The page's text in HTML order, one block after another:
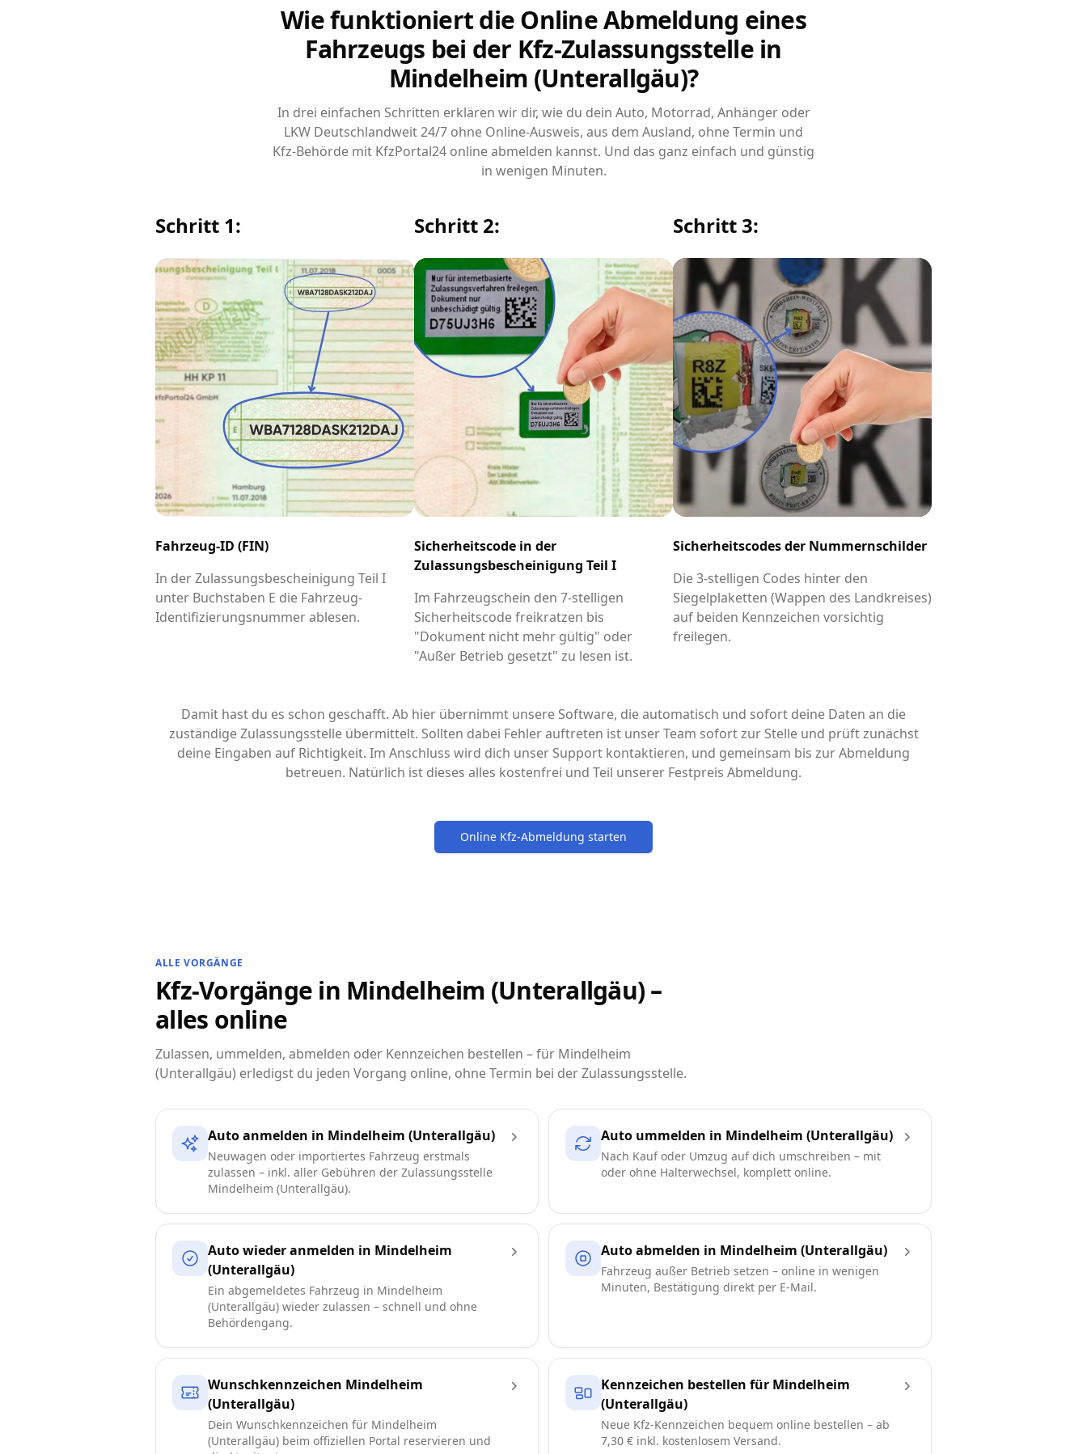
Wie funktioniert die Online Abmeldung eines
Fahrzeugs bei der Kfz-Zulassungsstelle in
Mindelheim (Unterallgäu)?
In drei einfachen Schritten erklären wir dir, wie du dein Auto, Motorrad, Anhänger oder
LKW Deutschlandweit 24/7 ohne Online-Ausweis, aus dem Ausland, ohne Termin und
Kfz-Behörde mit KfzPortal24 online abmelden kannst. Und das ganz einfach und günstig
in wenigen Minuten.
Schritt 1:
Fahrzeug-ID (FIN)
In der Zulassungsbescheinigung Teil I
unter Buchstaben E die Fahrzeug-
Identifizierungsnummer ablesen.
Schritt 2:
Sicherheitscode in der
Zulassungsbescheinigung Teil I
Im Fahrzeugschein den 7-stelligen
Sicherheitscode freikratzen bis
"Dokument nicht mehr gültig" oder
"Außer Betrieb gesetzt" zu lesen ist.
Schritt 3:
Sicherheitscodes der Nummernschilder
Die 3-stelligen Codes hinter den
Siegelplaketten (Wappen des Landkreises)
auf beiden Kennzeichen vorsichtig
freilegen.
Damit hast du es schon geschafft. Ab hier übernimmt unsere Software, die automatisch und sofort deine Daten an die
zuständige Zulassungsstelle übermittelt. Sollten dabei Fehler auftreten ist unser Team sofort zur Stelle und prüft zunächst
deine Eingaben auf Richtigkeit. Im Anschluss wird dich unser Support kontaktieren, und gemeinsam bis zur Abmeldung
betreuen. Natürlich ist dieses alles kostenfrei und Teil unserer Festpreis Abmeldung.
Online Kfz-Abmeldung starten
ALLE VORGÄNGE
Kfz-Vorgänge in Mindelheim (Unterallgäu) –
alles online
Zulassen, ummelden, abmelden oder Kennzeichen bestellen – für Mindelheim
(Unterallgäu) erledigst du jeden Vorgang online, ohne Termin bei der Zulassungsstelle.
Auto anmelden in Mindelheim (Unterallgäu)
Neuwagen oder importiertes Fahrzeug erstmals
zulassen – inkl. aller Gebühren der Zulassungsstelle
Mindelheim (Unterallgäu).
Auto ummelden in Mindelheim (Unterallgäu)
Nach Kauf oder Umzug auf dich umschreiben – mit
oder ohne Halterwechsel, komplett online.
Auto wieder anmelden in Mindelheim
(Unterallgäu)
Ein abgemeldetes Fahrzeug in Mindelheim
(Unterallgäu) wieder zulassen – schnell und ohne
Behördengang.
Auto abmelden in Mindelheim (Unterallgäu)
Fahrzeug außer Betrieb setzen – online in wenigen
Minuten, Bestätigung direkt per E-Mail.
Wunschkennzeichen Mindelheim
(Unterallgäu)
Dein Wunschkennzeichen für Mindelheim
(Unterallgäu) beim offiziellen Portal reservieren und
Kennzeichen bestellen für Mindelheim
(Unterallgäu)
Neue Kfz-Kennzeichen bequem online bestellen – ab
7,30 € inkl. kostenlosem Versand.